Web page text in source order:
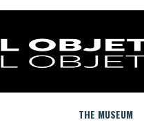
THE MUSEUM